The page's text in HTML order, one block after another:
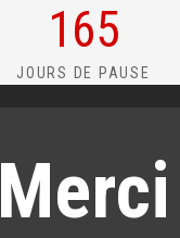
165
JOURS DE PAUSE
Merci